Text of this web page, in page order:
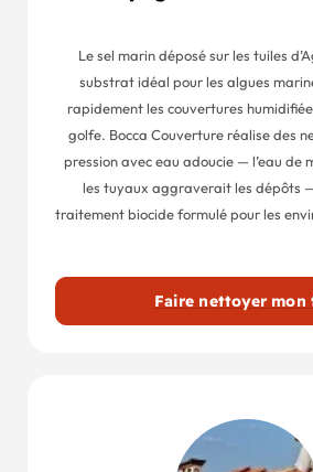
Le sel marin déposé sur les tuiles
substrat idéal pour les algues
rapidement les couvertures
golfe. Bocca Couverture réalise des
pression avec eau adoucie — l’eau de
les tuyaux aggraverait les dépôts
traitement biocide formulé pour les
Faire nettoyer